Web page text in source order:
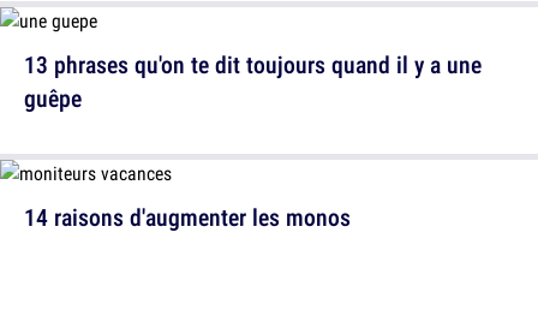
13 phrases qu'on te dit toujours quand il y a une
guêpe
14 raisons d'augmenter les monos